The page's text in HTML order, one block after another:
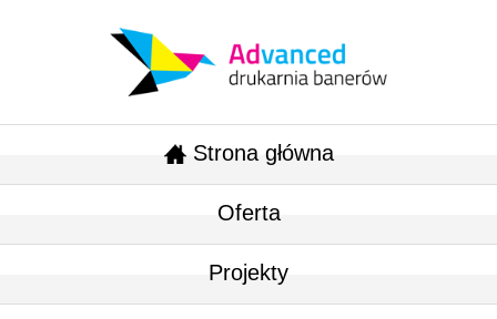
Strona główna
Oferta
Projekty